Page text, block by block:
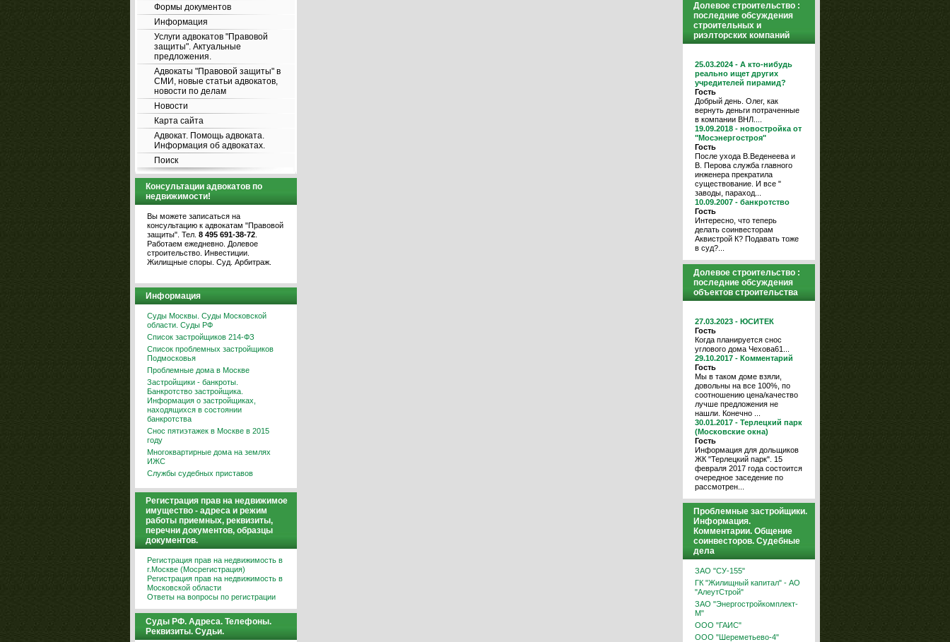
Формы документов
Информация
Услуги адвокатов "Правовой
защиты". Актуальные
предложения.
Адвокаты "Правовой защиты" в
СМИ, новые статьи адвокатов,
новости по делам
Новости
Карта сайта
Адвокат. Помощь адвоката.
Информация об адвокатах.
Поиск
Консультации адвокатов по
недвижимости!
Вы можете записаться на
консультацию к адвокатам "Правовой
защиты". Тел. 8 495 691-38-72
Работаем ежедневно. Долевое
строительство. Инвестиции.
Жилищные споры. Суд. Арбитраж.
Информация
Суды Москвы. Суды Московской
области. Суды РФ
Список застройщиков 214-ФЗ
Список проблемных застройщиков
Подмосковья
Проблемные дома в Москве
Застройщики - банкроты.
Банкротство застройщика.
Информация о застройщиках,
находящихся в состоянии
банкротства
Снос пятиэтажек в Москве в 2015
году
Многоквартирные дома на землях
ИЖС
Службы судебных приставов
Регистрация прав на недвижимое
имущество - адреса и режим
работы приемных, реквизиты,
перечни документов, образцы
документов.
Регистрация прав на недвижимость в
г.Москве (Мосрегистрация)
Регистрация прав на недвижимость в
Московской области
Ответы на вопросы по регистрации
Суды РФ. Адреса. Телефоны.
Реквизиты. Судьи.
Долевое строительство :
последние обсуждения
строительных и
риэлторских компаний
25.03.2024 - А кто-нибудь
реально ищет других
учредителей пирамид?
Гость
Добрый день. Олег, как
вернуть деньги потраченные
в компании ВНЛ....
19.09.2018 - новостройка от
"Мосэнергостроя"
Гость
После ухода В.Веденеева и
В. Перова служба главного
инженера прекратила
существование. И все "
заводы, параход...
10.09.2007 - банкротство
Гость
Интересно, что теперь
делать соинвесторам
Аквистрой К? Подавать тоже
в суд?...
Долевое строительство :
последние обсуждения
объектов строительства
27.03.2023 - ЮСИТЕК
Гость
Когда планируется снос
углового дома Чехова61...
29.10.2017 - Комментарий
Гость
Мы в таком доме взяли,
довольны на все 100%, по
соотношению цена/качество
лучше предложения не
нашли. Конечно ...
30.01.2017 - Терлецкий парк
(Московские окна)
Гость
Информация для дольщиков
ЖК "Терлецкий парк". 15
февраля 2017 года состоится
очередное заседение по
рассмотрен...
Проблемные застройщики.
Информация.
Комментарии. Общение
соинвесторов. Судебные
дела
ЗАО "СУ-155"
ГК "Жилищный капитал" - АО
"АлеутСтрой"
ЗАО "Энергостройкомплект-
М"
ООО "ГАИС"
ООО "Шереметьево-4"